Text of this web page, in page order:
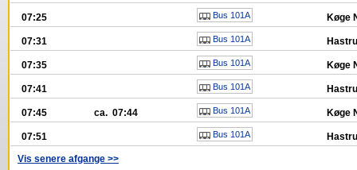
07:25 Bus 101A Køge
07:31 Bus 101A
07:35 Bus 101A Køge
07:41 Bus 101A
07:45 ca. 07:44 Bus 101A Køge
07:51 Bus 101A
Vis senere afgange >>